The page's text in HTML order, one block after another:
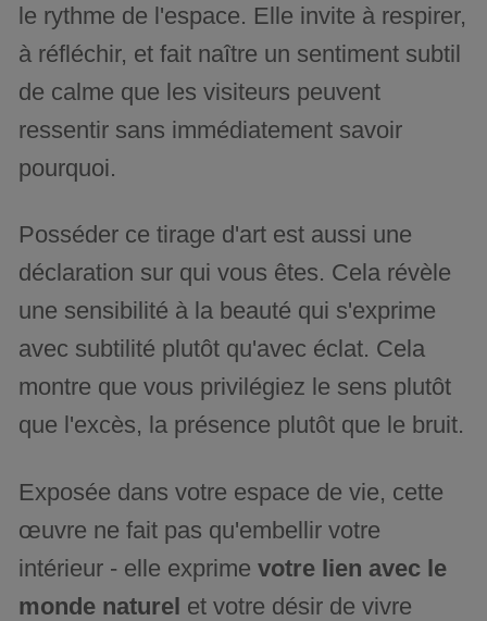
le rythme de l'espace. Elle invite à respirer,
à réfléchir, et fait naître un sentiment subtil
de calme que les visiteurs peuvent
ressentir sans immédiatement savoir
pourquoi.
Posséder ce tirage d'art est aussi une
déclaration sur qui vous êtes. Cela révèle
une sensibilité à la beauté qui s'exprime
avec subtilité plutôt qu'avec éclat. Cela
montre que vous privilégiez le sens plutôt
que l'excès, la présence plutôt que le bruit.
Exposée dans votre espace de vie, cette
œuvre ne fait pas qu'embellir votre
intérieur - elle exprimevotre lien avec le
monde naturel et votre désir de vivre